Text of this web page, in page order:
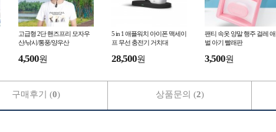
고급형 2단 핸즈프리 모자우
산/낚시/통풍/양우산
4,500원
5 in 1 애플워치 아이폰 맥세이
프 무선 충전기 거치대
28,500원
팬티 속옷 양말 행주 걸레 애
벌 아기 빨래판
3,500원
구매후기 (0) 상품문의 (2)